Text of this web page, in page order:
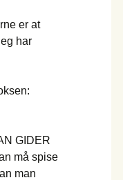
er at
har
GIDER
må spise
man